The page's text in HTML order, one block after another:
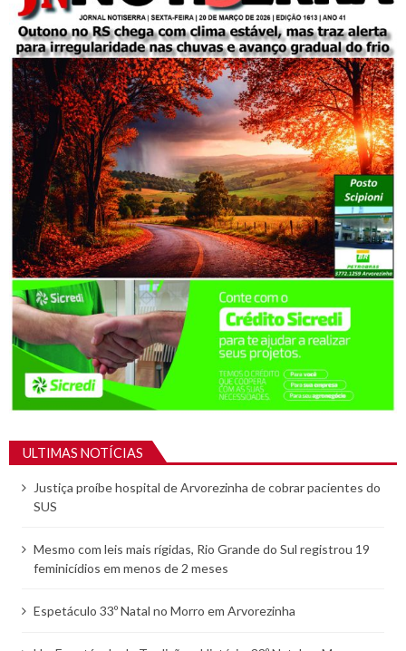
ULTIMAS NOTÍCIAS
Justiça proíbe hospital de Arvorezinha de cobrar pacientes do
SUS
Mesmo com leis mais rígidas, Rio Grande do Sul registrou 19
feminicídios em menos de 2 meses
Espetáculo 33º Natal no Morro em Arvorezinha